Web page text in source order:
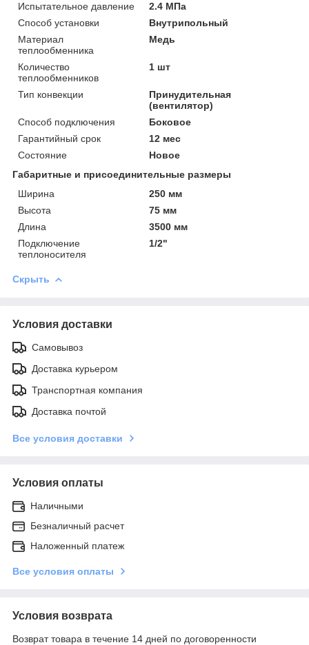
Испытательное давление
2.4 МПа
Способ установки
Внутрипольный
Материал
теплообменника
Медь
Количество
теплообменников
1 шт
Тип конвекции
Принудительная
(вентилятор)
Способ подключения
Боковое
Гарантийный срок
12 мес
Состояние
Новое
Габаритные и присоединительные размеры
Ширина
250 мм
Высота
75 мм
Длина
3500 мм
Подключение
теплоносителя
1/2"
Скрыть
Условия доставки
Самовывоз
Доставка курьером
Транспортная компания
Доставка почтой
Все условия доставки
Условия оплаты
Наличными
Безналичный расчет
Наложенный платеж
Все условия оплаты
Условия возврата
Возврат товара в течение 14 дней по договоренности